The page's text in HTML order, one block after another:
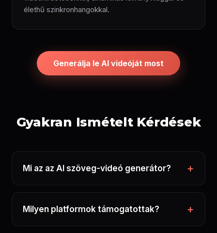
élethű szinkronhangokkal.
Generálja le AI videóját most
Gyakran Ismételt Kérdések
Mi az az AI szöveg-videó generátor?
Milyen platformok támogatottak?